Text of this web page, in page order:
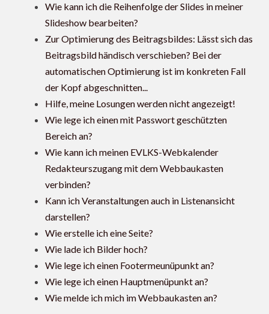
Wie kann ich die Reihenfolge der Slides in meiner
Slideshow bearbeiten?
Zur Optimierung des Beitragsbildes: Lässt sich das
Beitragsbild händisch verschieben? Bei der
automatischen Optimierung ist im konkreten Fall
der Kopf abgeschnitten...
Hilfe, meine Losungen werden nicht angezeigt!
Wie lege ich einen mit Passwort geschützten
Bereich an?
Wie kann ich meinen EVLKS-Webkalender
Redakteurszugang mit dem Webbaukasten
verbinden?
Kann ich Veranstaltungen auch in Listenansicht
darstellen?
Wie erstelle ich eine Seite?
Wie lade ich Bilder hoch?
Wie lege ich einen Footermeunüpunkt an?
Wie lege ich einen Hauptmenüpunkt an?
Wie melde ich mich im Webbaukasten an?